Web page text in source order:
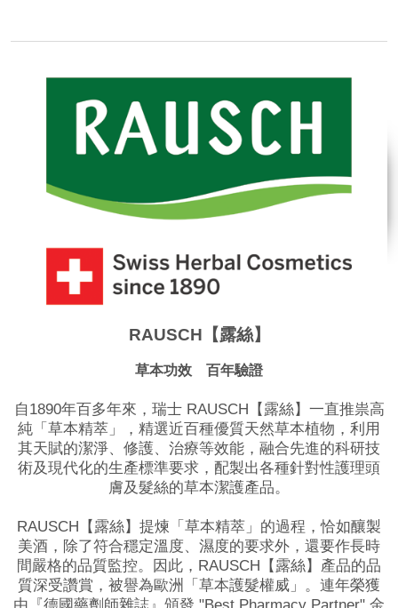
RAUSCH【露絲】
草本功效 百年驗證
自1890年百多年來，瑞士 RAUSCH【露絲】一直推祟高
純「草本精萃」，精選近百種優質天然草本植物，利用
其天賦的潔淨、修護、治療等效能，融合先進的科研技
術及現代化的生產標準要求，配製出各種針對性護理頭
膚及髮絲的草本潔護產品。
RAUSCH【露絲】提煉「草本精萃」的過程，恰如釀製
美酒，除了符合穩定溫度、濕度的要求外，還要作長時
間嚴格的品質監控。因此，RAUSCH【露絲】產品的品
質深受讚賞，被譽為歐洲「草本護髮權威」。連年榮獲